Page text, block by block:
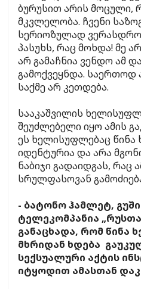
ბურუსით არის მოცული,
მკვლელობა. ჩვენი
სერიოზულად
პასუხს, რაც მოხდა! მე
არ გამაჩნია ვენდო ამ
გამოქვეყნდა. საერთოდ
საქმე არ კეთდება.
სააკაშვილის
შეუძლებელი იყო ამის
ეს ხელისუფლებაც
იდენტურია და არა
ნაბიჯი გადაიდგას, რაც
სრულფასოვან
- ბატონო ჰამლეტ,
ტელეკომპანია
განაცხადა, რომ წინა
მხრიდან ხდება
სექსუალური აქტის
იტყოდით ამასთან